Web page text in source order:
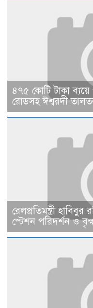
৪৭৫ কোটি টাকা ব্যয়ে
রোডসহ ঈশ্বরদী
রেলপ্রতিমন্ত্রী
স্টেশন পরিদর্শন ও